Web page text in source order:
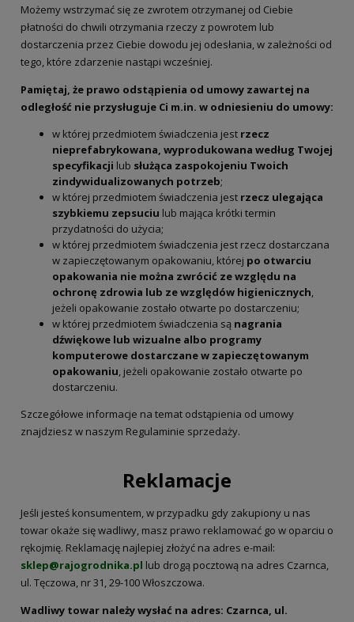
Możemy wstrzymać się ze zwrotem otrzymanej od Ciebie
płatności do chwili otrzymania rzeczy z powrotem lub
dostarczenia przez Ciebie dowodu jej odesłania, w zależności od
tego, które zdarzenie nastąpi wcześniej.
Pamiętaj, że prawo odstąpienia od umowy zawartej na
odległość nie przysługuje Ci m.in. w odniesieniu do umowy:
w której przedmiotem świadczenia jest rzecz
nieprefabrykowana, wyprodukowana według Twojej
specyfikacji lub służąca zaspokojeniu Twoich
zindywidualizowanych potrzeb;
w której przedmiotem świadczenia jest rzecz ulegająca
szybkiemu zepsuciu lub mająca krótki termin
przydatności do użycia;
w której przedmiotem świadczenia jest rzecz dostarczana
w zapieczętowanym opakowaniu, której po otwarciu
opakowania nie można zwrócić ze względu na
ochronę zdrowia lub ze względów higienicznych,
jeżeli opakowanie zostało otwarte po dostarczeniu;
w której przedmiotem świadczenia są nagrania
dźwiękowe lub wizualne albo programy
komputerowe dostarczane w zapieczętowanym
opakowaniu, jeżeli opakowanie zostało otwarte po
dostarczeniu.
Szczegółowe informacje na temat odstąpienia od umowy
znajdziesz w naszym Regulaminie sprzedaży.
Reklamacje
Jeśli jesteś konsumentem, w przypadku gdy zakupiony u nas
towar okaże się wadliwy, masz prawo reklamować go w oparciu o
rękojmię. Reklamację najlepiej złożyć na adres e-mail:
sklep@rajogrodnika.pl lub drogą pocztową na adres Czarnca,
ul. Tęczowa, nr 31, 29-100 Włoszczowa.
Wadliwy towar należy wysłać na adres: Czarnca, ul.